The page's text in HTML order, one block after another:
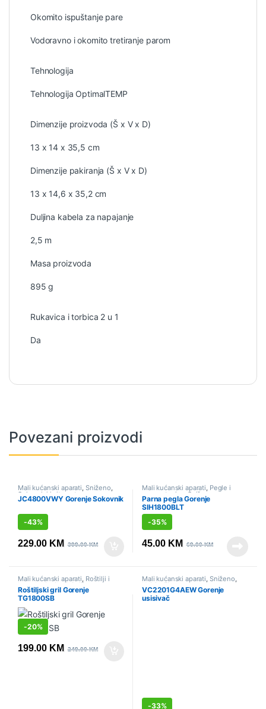
Okomito ispuštanje pare
Vodoravno i okomito tretiranje parom
Tehnologija
Tehnologija OptimalTEMP
Dimenzije proizvoda (Š x V x D)
13 x 14 x 35,5 cm
Dimenzije pakiranja (Š x V x D)
13 x 14,6 x 35,2 cm
Duljina kabela za napajanje
2,5 m
Masa proizvoda
895 g
Rukavica i torbica 2 u 1
Da
Povezani proizvodi
Mali kućanski aparati, Sniženo,
Sokovnici i citrusete
JC4800VWY Gorenje Sokovnik
-43%
229.00 KM 399.00KM
Mali kućanski aparati, Pegle i
parne stanice ,Sniženo
Parna pegla Gorenje
SIH1800BLT
-35%
45.00 KM 69.00KM
Mali kućanski aparati, Roštilji i
kontaktni grilovi Sniženo
Roštiljski gril Gorenje
TG1800SB
-20%
199.00 KM 249.00KM
Mali kućanski aparati, Sniženo,
Usisivači
VC2201G4AEW Gorenje
usisivač
-33%